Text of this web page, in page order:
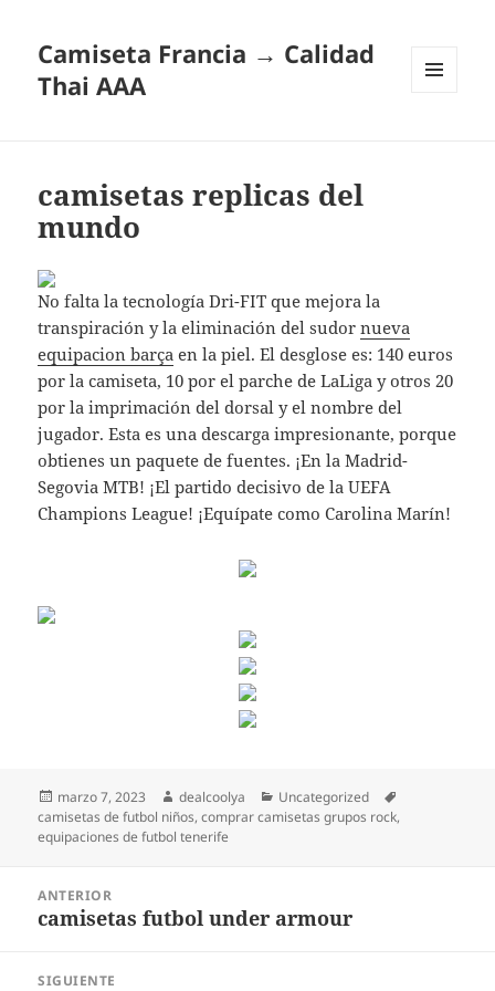
Camiseta Francia → Calidad
Thai AAA
camisetas replicas del
mundo
No falta la tecnología Dri-FIT que mejora la
transpiración y la eliminación del sudornueva
equipacion barça en la piel. El desglose es: 140 euros
por la camiseta, 10 por el parche de LaLiga y otros 20
por la imprimación del dorsal y el nombre del
jugador. Esta es una descarga impresionante, porque
obtienes un paquete de fuentes. ¡En la Madrid-
Segovia MTB! ¡El partido decisivo de la UEFA
Champions League! ¡Equípate como Carolina Marín!
Publicado
el
marzo 7, 2023 Autor
dealcoolya Categorías
Uncategorized
camisetas de futbol niños,comprar camisetas grupos rock,
equipaciones de futbol tenerife
entradas
ANTERIOR
Entrada
camisetas futbol under armour
SIGUIENTE